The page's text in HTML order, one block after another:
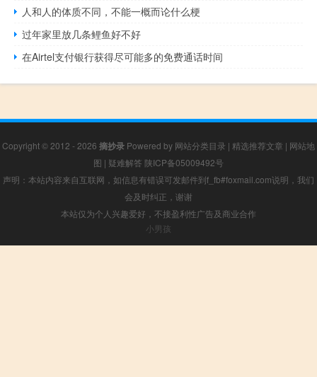
人和人的体质不同，不能一概而论什么梗
过年家里放几条鲤鱼好不好
在Airtel支付银行获得尽可能多的免费通话时间
Copyright © 2012 - 2026 摘抄录 Powered by 网站分类目录 | 精选推荐文章 | 网站地
图 | 疑难解答 陕ICP备05009492号
声明：本站内容来自互联网，如信息有错误可发邮件到f_fb#foxmail.com说明，我们
会及时纠正，谢谢
本站仅为个人兴趣爱好，不接盈利性广告及商业合作
小男孩